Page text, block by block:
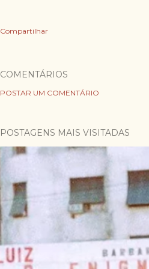
Compartilhar
COMENTÁRIOS
POSTAR UM COMENTÁRIO
POSTAGENS MAIS VISITADAS